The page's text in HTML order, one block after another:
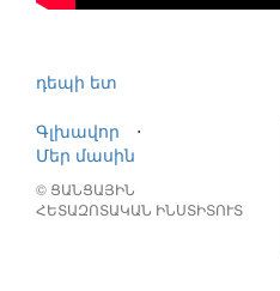
դեպի ետ
Գլխավոր
⋅
Մեր մասին
© ՑԱՆՑԱՅԻՆ
ՀԵՏԱԶՈՏԱԿԱՆ ԻՆՍՏԻՏՈՒՏ